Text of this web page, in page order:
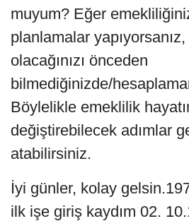
muyum? Eğer
planlamalar
olacağınızı önceden
bilmediğinizde/
Böylelikle emeklilik
değiştirebilecek adımlar
atabilirsiniz.
İyi günler, kolay
ilk işe giriş kaydım 02.